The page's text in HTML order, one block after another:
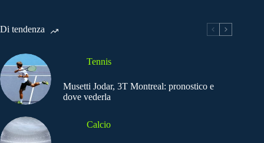
Di tendenza
Tennis
Musetti Jodar, 3T Montreal: pronostico e
dove vederla
Calcio